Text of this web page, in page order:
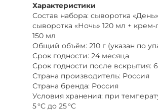
Характеристики
Состав набора: сыворотка
сыворотка «Ночь» 120 мл +
150 мл
Общий объём: 210 г (указан по
Срок годности: 24 месяца
Срок годности после вскрытия:
Страна производитель: Россия
Страна бренда: Россия
Условия хранения: при
5 °C до 25 °C